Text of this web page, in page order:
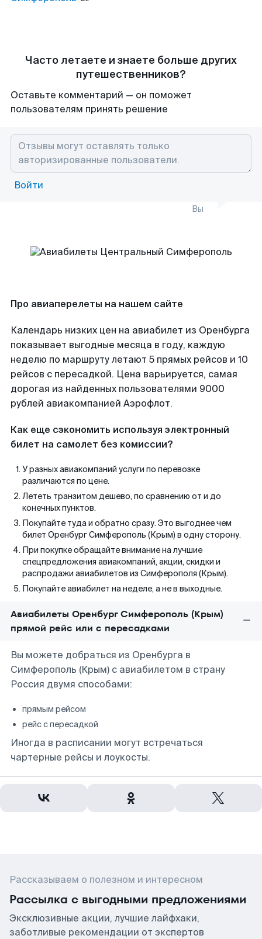
Часто летаете и знаете больше других
путешественников?
Оставьте комментарий — он поможет
пользователям принять решение
Войти
Вы
Про авиаперелеты на нашем сайте
Календарь низких цен на авиабилет из Оренбурга
показывает выгодные месяца в году, каждую
неделю по маршруту летают 5 прямых рейсов и 10
рейсов с пересадкой. Цена варьируется, самая
дорогая из найденных пользователями 9000
рублей авиакомпанией Аэрофлот.
Как еще сэкономить используя электронный
билет на самолет без комиссии?
У разных авиакомпаний услуги по перевозке
различаются по цене.
Лететь транзитом дешево, по сравнению от и до
конечных пунктов.
Покупайте туда и обратно сразу. Это выгоднее чем
билет Оренбург Симферополь (Крым) в одну сторону.
При покупке обращайте внимание на лучшие
спецпредложения авиакомпаний, акции, скидки и
распродажи авиабилетов из Симферополя (Крым).
Покупайте авиабилет на неделе, а не в выходные.
Авиабилеты Оренбург Симферополь (Крым)
прямой рейс или с пересадками
Вы можете добраться из Оренбурга в
Симферополь (Крым) с авиабилетом в страну
Россия двумя способами:
прямым рейсом
рейс с пересадкой
Иногда в расписании могут встречаться
чартерные рейсы и лоукосты.
Рассказываем о полезном и интересном
Рассылка с выгодными предложениями
Эксклюзивные акции, лучшие лайфхаки,
заботливые рекомендации от экспертов